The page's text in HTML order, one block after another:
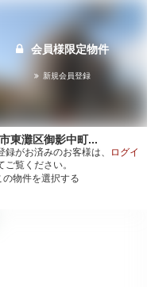
会員様限定物件
新規会員登録
東灘区御影中町...
録がお済みのお客様は、
ログイ
ご覧ください。
の物件を選択する